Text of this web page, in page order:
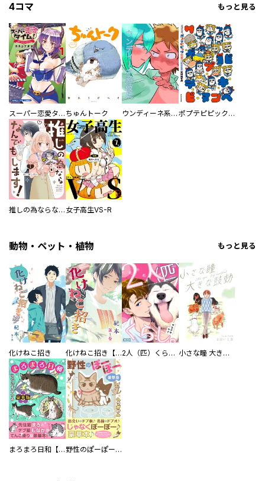
4コマ もっと見る
スーパー恋愛タイム！～現場でドＳな彼女は自宅でデレる～ ちゅんトーク ウンディーネ系彼氏 ポプテピピック SEASON EIGHT
推しの為ならなんでもします！ 女子高生VS-R
動物・ペット・植物 もっと見る
化けねこ招き 化けねこ招き【描きおろし付合冊版】 2人（匹）くらし。 小さな瞳 大きな鼓動
まろまろ日和【豪華版】 野性のぽーぽー【豪華版】